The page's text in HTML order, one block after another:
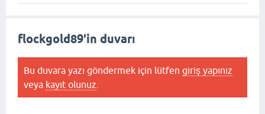
flockgold89'in duvarı
Bu duvara yazı göndermek için lütfen giriş yapınız
veya kayıt olunuz